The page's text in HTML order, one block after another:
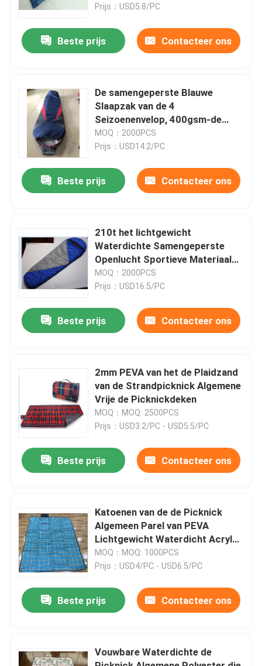
Huis
Ongeveer ons
Contacteer ons
Nieuws
Gevallen
Verzoek om een Citaat
Medische Zuurstofconcentrator
Prijs：USD5.8/PC
Beste prijs Contacteer ons
De samengeperste Blauwe
Slaapzak van de 4
Seizoenenvelop, 400gsm-de
Slaapzak van de Envelopstijl
MOQ：2000PCS
Prijs：USD14.2/PC
Beste prijs Contacteer ons
210t het lichtgewicht
Waterdichte Samengeperste
Openlucht Sportieve Materiaal
van de Wandelingsslaapzak
MOQ：2000PCS
Prijs：USD16.5/PC
Beste prijs Contacteer ons
2mm PEVA van het de Plaidzand
van de Strandpicknick Algemene
Vrije de Picknickdeken
MOQ：MOQ: 2500PCS
Prijs：USD3.2/PC - USD5.5/PC
Beste prijs Contacteer ons
Katoenen van de de Picknick
Algemeen Parel van PEVA
Lichtgewicht Waterdicht Acryl
Openlucht Sportief Materiaal
MOQ：MOQ: 1000PCS
Prijs：USD4/PC - USD6.5/PC
Beste prijs Contacteer ons
Vouwbare Waterdichte de